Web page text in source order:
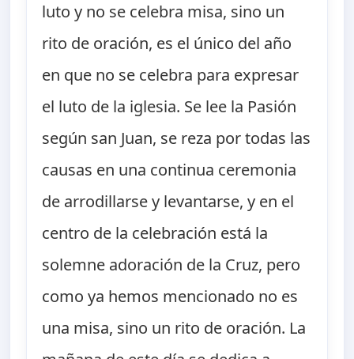
luto y no se celebra misa, sino un
rito de oración, es el único del año
en que no se celebra para expresar
el luto de la iglesia. Se lee la Pasión
según san Juan, se reza por todas las
causas en una continua ceremonia
de arrodillarse y levantarse, y en el
centro de la celebración está la
solemne adoración de la Cruz, pero
como ya hemos mencionado no es
una misa, sino un rito de oración. La